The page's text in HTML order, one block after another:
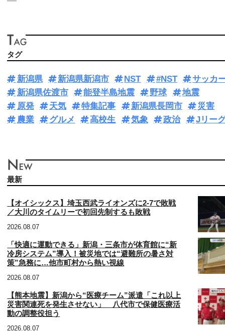
タグ
新潟県 新潟県新潟市 NST #NST
サッカ
新潟県佐渡市
能登半島地震 野球
地震
原発
天気 特集記事 新潟県長岡市
災害
農業
グルメ 高校生 気象 政治 Jリー
最新
【オイシックス】埼玉西武ライオンズに2-7で敗戦
／大川のタイムリーで初回先制するも敗戦
2026.08.07
「快適に運動できる」新潟・三条市が体育館に“新
冷房システム”導入！被災地では“避難所の暑さ対
策”急務に…他市町村から熱い視線
2026.08.07
【熊本地震】新潟から“医療チーム”派遣「これ以上
災害関連死を発生させない」 八代市で保健医療活
動の調整役担う
2026.08.07